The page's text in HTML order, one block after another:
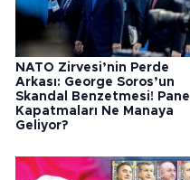
NATO Zirvesi’nin Perde
Arkası: George Soros’un
Skandal Benzetmesi! Panel
Kapatmaları Ne Manaya
Geliyor?